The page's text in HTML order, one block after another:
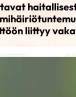
liittyy